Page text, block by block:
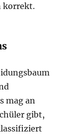
korrekt.
mag an
gibt,